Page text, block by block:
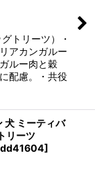
トリーツ）・
アカンガルー
ルー肉と穀
配慮。・共役
犬 ミーティバ
リーツ
]